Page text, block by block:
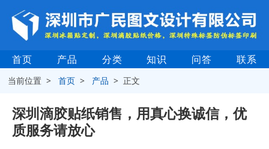
首页 产品 分类 知识 问答 联系
当前位置 >首页 > 产品 > 正文
深圳滴胶贴纸销售，用真心换诚信，优
质服务请放心